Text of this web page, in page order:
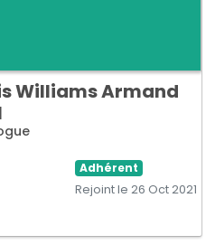
Williams Armand
Adhérent
Rejoint le 26 Oct 2021